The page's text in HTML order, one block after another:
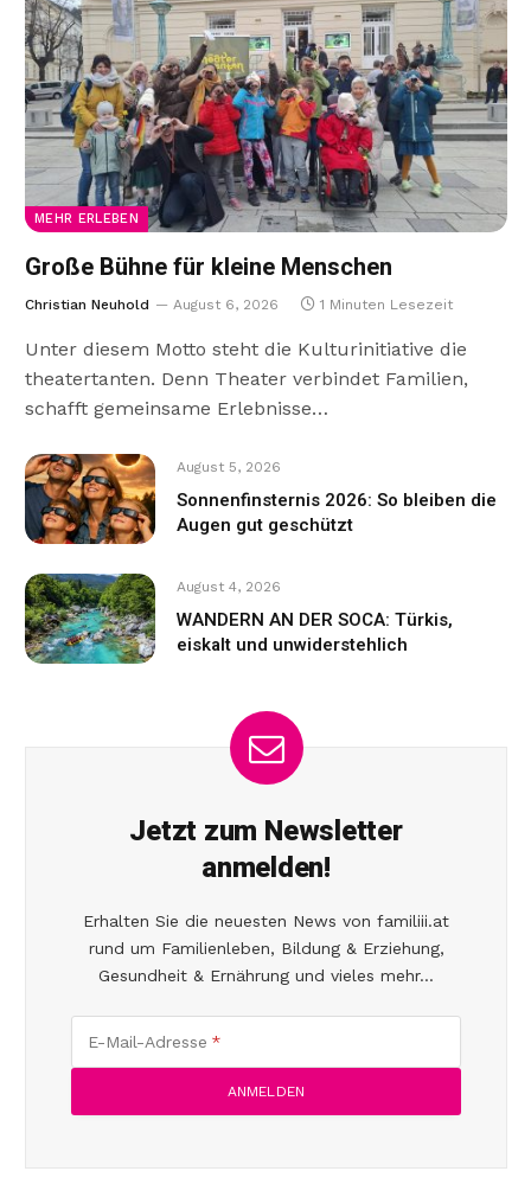
MEHR ERLEBEN
Große Bühne für kleine Menschen
Christian Neuhold August 6, 2026 1 Minuten Lesezeit
Unter diesem Motto steht die Kulturinitiative die
theatertanten. Denn Theater verbindet Familien,
schafft gemeinsame Erlebnisse…
August 5, 2026
Sonnenfinsternis 2026: So bleiben die
Augen gut geschützt
August 4, 2026
WANDERN AN DER SOCA: Türkis,
eiskalt und unwiderstehlich
Jetzt zum Newsletter
anmelden!
Erhalten Sie die neuesten News von familiii.at
rund um Familienleben, Bildung & Erziehung,
Gesundheit & Ernährung und vieles mehr...
E-Mail-Adresse